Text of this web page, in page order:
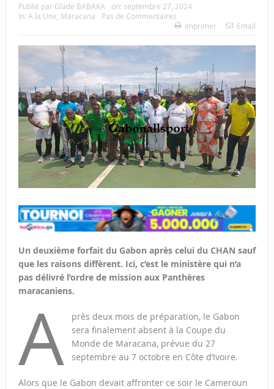
Publié par Glade BABAKA on: septembre 27, 2024
In: A la Une Maracana
Pas de Commentaires
Imprimer
Email
Un deuxième forfait du Gabon après celui du CHAN sauf
que les raisons diffèrent. Ici, c’est le ministère qui n’a
pas délivré l’ordre de mission aux Panthères
maracaniens.
A
près deux mois de préparation, le Gabon
sera finalement absent à la Coupe du
Monde de Maracana, prévue du 27
septembre au 7 octobre en Côte d’Ivoire.
Alors que le Gabon devait affronter ce soir le Cameroun